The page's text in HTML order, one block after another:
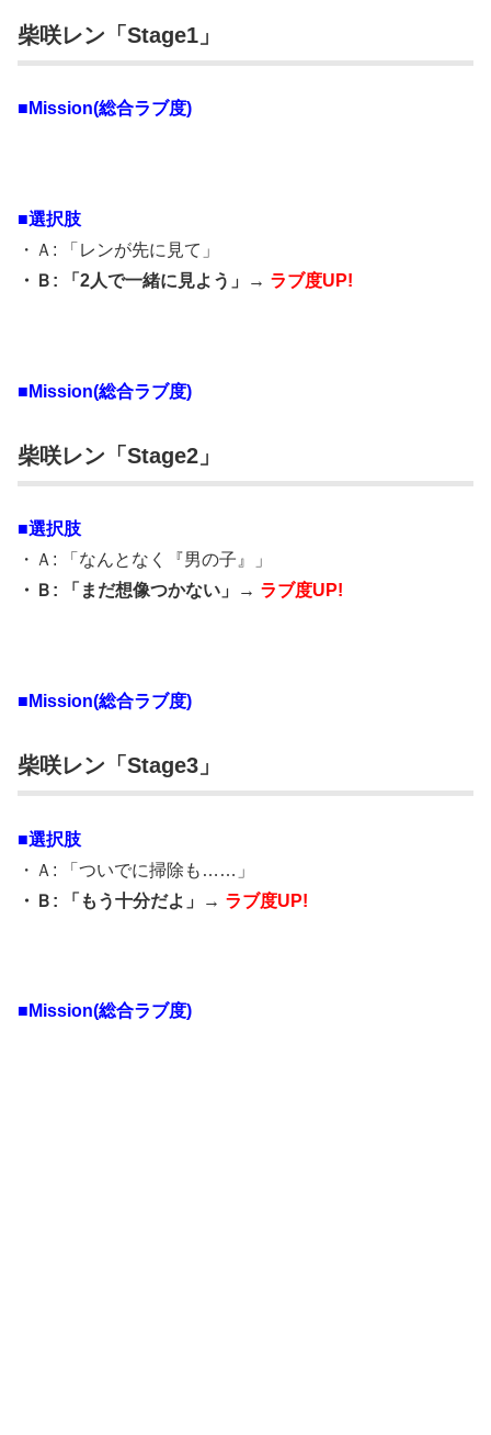
柴咲レン「Stage1」
■Mission(総合ラブ度)
■選択肢
・Ａ: 「レンが先に見て」
・Ｂ: 「2人で一緒に見よう」→ ラブ度UP!
■Mission(総合ラブ度)
柴咲レン「Stage2」
■選択肢
・Ａ: 「なんとなく『男の子』」
・Ｂ: 「まだ想像つかない」→ ラブ度UP!
■Mission(総合ラブ度)
柴咲レン「Stage3」
■選択肢
・Ａ: 「ついでに掃除も……」
・Ｂ: 「もう十分だよ」→ ラブ度UP!
■Mission(総合ラブ度)